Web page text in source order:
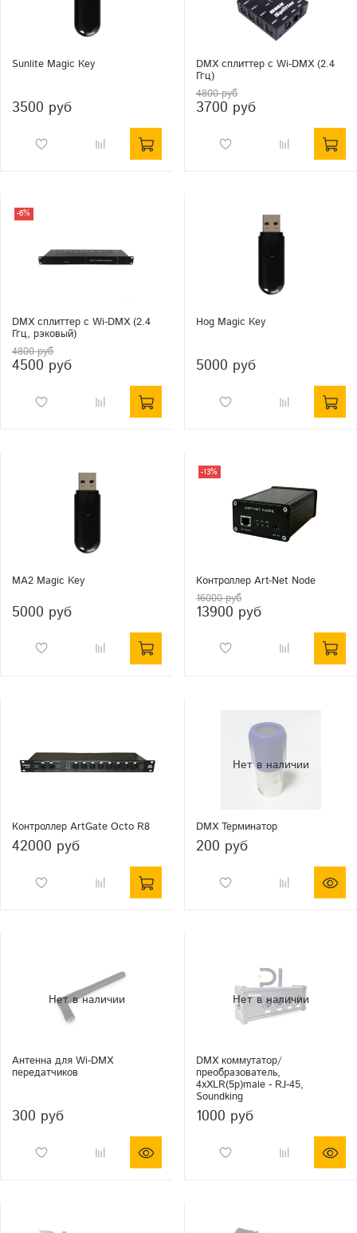
Sunlite Magic Key
3500 руб
DMX сплиттер с Wi-DMX (2.4
Ггц)
4800 руб
3700 руб
-6%
DMX сплиттер с Wi-DMX (2.4
Ггц, рэковый)
4800 руб
4500 руб
Hog Magic Key
5000 руб
MA2 Magic Key
5000 руб
-13%
Контроллер Art-Net Node
16000 руб
13900 руб
Контроллер ArtGate Octo R8
42000 руб
DMX Терминатор
200 руб
Антенна для Wi-DMX
передатчиков
300 руб
DMX коммутатор/
преобразователь,
4хXLR(5p)male - RJ-45,
Soundking
1000 руб